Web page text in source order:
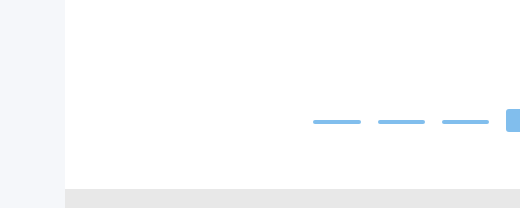
询、企业风险查询、被执行失信企
查询等多种产品